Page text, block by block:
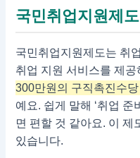
국민취업지원제
국민취업지원제도는 취
취업 지원 서비스를 제
300만원의 구직촉진수당
예요. 쉽게 말해 ‘취업 준
면 편할 것 같아요. 이 제
있습니다.